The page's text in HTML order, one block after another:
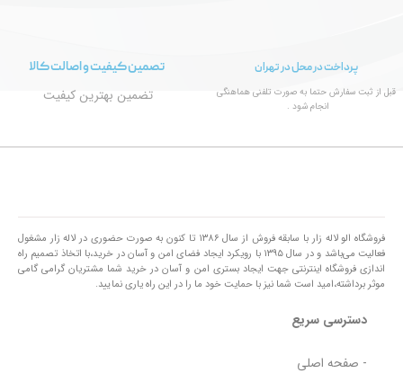
پرداخت در محل در تهران
قبل از ثبت سفارش حتما به صورت تلفنی هماهنگی
انجام شود .
تصمین کیفیت و اصالت کالا
تضمین بهترین کیفیت
فروشگاه الو لاله زار با سابقه فروش از سال ۱۳۸۶ تا کنون به صورت حضوری در لاله زار مشغول
فعالیت می‌باشد و در سال ۱۳۹۵ با رویکرد ایجاد فضای امن و آسان در خرید،با اتخاذ تصمیم راه
اندازی فروشگاه اینترنتی جهت ایجاد بستری امن و آسان در خرید شما مشتریان گرامی گامی
موثر برداشته،امید است شما نیز با حمایت خود ما را در این راه یاری نمایید.
دسترسی سریع
- صفحه اصلی